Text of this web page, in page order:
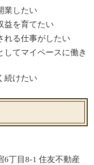
業したい
益を育てたい
れる仕事がしたい
してマイペースに働き
続けたい
丁目8-1 住友不動産